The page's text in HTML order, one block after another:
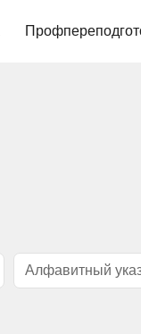
Алфавитный